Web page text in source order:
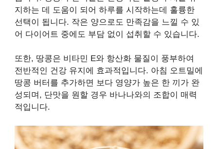
지하는 데 도움이 되어 하루를 시작하는데 훌륭한
선택이 됩니다. 작은 양으로도 만족감을 느낄 수 있
어 다이어트 중에도 부담 없이 섭취할 수 있습니다.
또한, 땅콩은 비타민 E와 항산화 물질이 풍부하여
전반적인 건강 유지에 효과적입니다. 아침 오트밀에
땅콩 버터를 추가하면 보다 영양가 높은 한 끼가 완
성되며, 단맛을 원할 경우 바나나와의 조합이 매력
적입니다.